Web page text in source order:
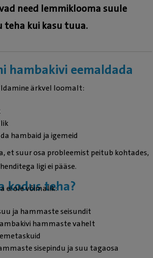
need lemmiklooma suule
teha kui kasu tuua.
hambakivi eemaldada
ärkvel loomalt:
hambaid ja igemeid
et suur osa probleemist peitub kohtades,
ligi ei pääse.
kodus teha?
ei ole võimalik:
ja hammaste seisundit
hammaste vahelt
sisepindu ja suu tagaosa